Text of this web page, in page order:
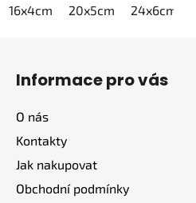
16x4cm 20x5cm 24x6cm
Informace pro vás
O nás
Kontakty
Jak nakupovat
Obchodní podmínky